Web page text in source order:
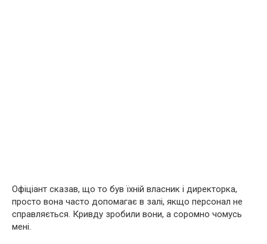
Офіціант сказав, що то був їхній власник і директорка,
просто вона часто допомагає в залі, якщо персонал не
справляється. Кривду зробили вони, а соромно чомусь
мені.